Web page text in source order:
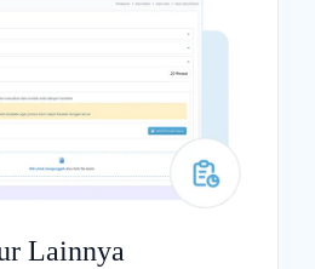
Lainnya